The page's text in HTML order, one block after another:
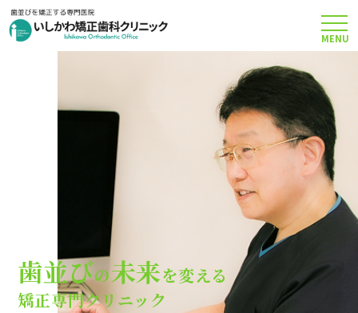
矯正治療について
当院のこだわり
費用について
クリニック案内
MENU
歯並びの未来を変える
矯正専門クリニック